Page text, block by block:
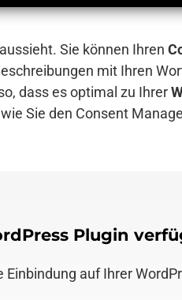
aussieht. Sie können Ihren
mit Ihren
dass es optimal zu Ihrer
wie Sie den Consent
Plugin
Einbindung auf Ihrer